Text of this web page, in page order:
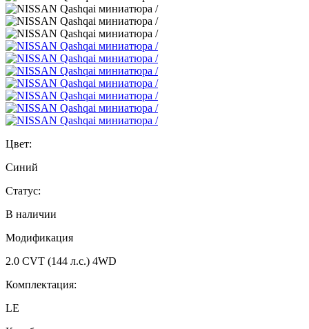
Цвет:
Синий
Статус:
В наличии
Модификация
2.0 CVT (144 л.с.) 4WD
Комплектация:
LE